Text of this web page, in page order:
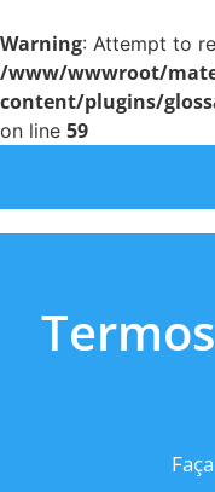
Warning: Attempt to
/www/wwwroot/
content/plugins/
on line 59